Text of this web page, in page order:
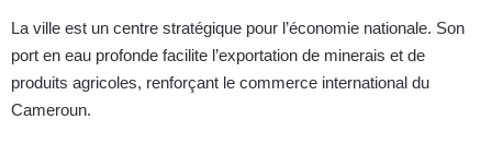
La ville est un centre stratégique pour l’économie nationale. Son
port en eau profonde facilite l’exportation de minerais et de
produits agricoles, renforçant le commerce international du
Cameroun.